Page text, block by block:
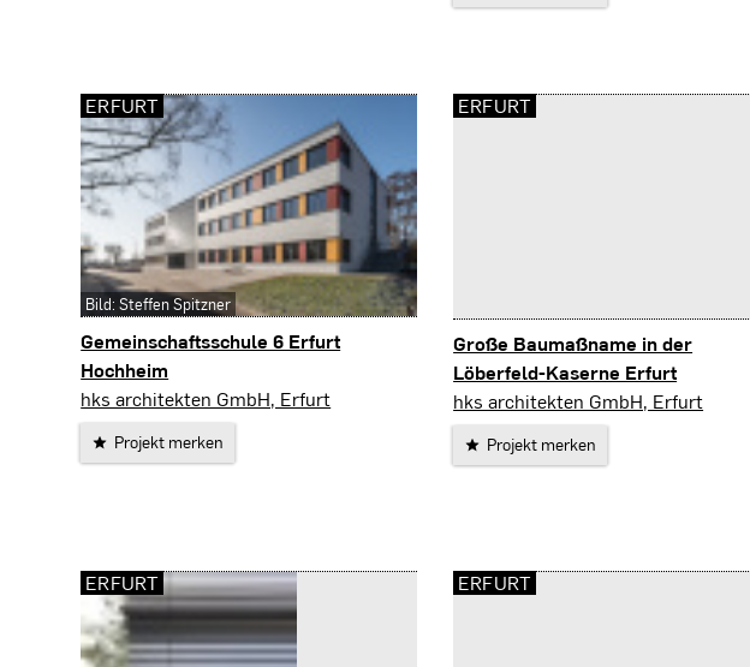
Gemeinschaftsschule 6 Erfurt
Hochheim
Erfurt
hks architekten GmbH, Erfurt
Projekt merken
ERFURT
Bild: Steffen Spitzner
Große Baumaßname in der
Löberfeld-Kaserne Erfurt
Erfurt
hks architekten GmbH, Erfurt
Projekt merken
ERFURT
ERFURT ERFURT